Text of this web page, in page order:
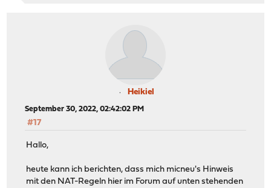
Heikiel
September 30, 2022, 02:42:02 PM
#17
Hallo,
heute kann ich berichten, dass mich micneu's Hinweis
mit den NAT-Regeln hier im Forum auf unten stehenden